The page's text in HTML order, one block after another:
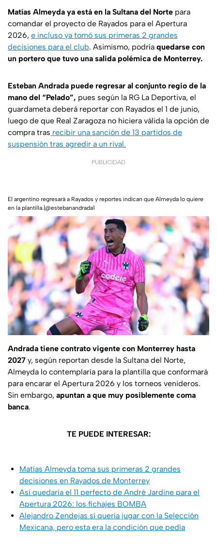
Matías Almeyda ya está en la Sultana del Norte para
comandar el proyecto de Rayados para el Apertura
2026, e incluso ya tomó sus primeras 2 grandes
decisiones para el club. Asimismo, podría quedarse con
un portero que tuvo una salida polémica de Monterrey.
Esteban Andrada puede regresar al conjunto regio de la
mano del “Pelado”, pues según la RG La Deportiva, el
guardameta deberá reportar con Rayados el 1 de junio,
luego de que Real Zaragoza no hiciera válida la opción de
compra tras recibir una sanción de 13 partidos de
suspensión tras agredir a un rival.
PUBLICIDAD
El argentino regresará a Rayados y reportes indican que Almeyda lo quiere
en la plantilla.|@estebanandrada1
Andrada tiene contrato vigente con Monterrey hasta
2027 y, según reportan desde la Sultana del Norte,
Almeyda lo contemplaría para la plantilla que conformará
para encarar el Apertura 2026 y los torneos venideros.
Sin embargo, apuntan a que muy posiblemente coma
banca.
TE PUEDE INTERESAR:
Matías Almeyda toma sus primeras 2 grandes
decisiones en Rayados de Monterrey
Así quedaría el 11 perfecto de André Jardine para el
Apertura 2026: los fichajes BOMBA
Alejandro Zendejas sí quería jugar con la Selección
Mexicana, pero esta era la condición que pedía